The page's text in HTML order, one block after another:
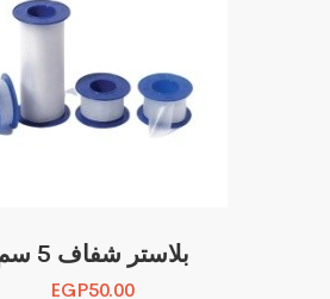
بلاستر شفاف 5 سم
EGP50.00